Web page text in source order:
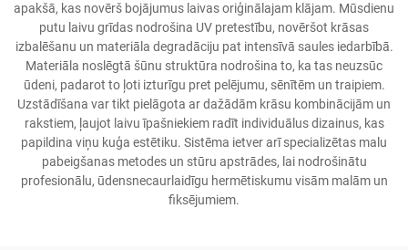
apakšā, kas novērš bojājumus laivas oriģinālajam klājam. Mūsdienu
putu laivu grīdas nodrošina UV pretestību, novēršot krāsas
izbalēšanu un materiāla degradāciju pat intensīvā saules iedarbībā.
Materiāla noslēgtā šūnu struktūra nodrošina to, ka tas neuzsūc
ūdeni, padarot to ļoti izturīgu pret pelējumu, sēnītēm un traipiem.
Uzstādīšana var tikt pielāgota ar dažādām krāsu kombinācijām un
rakstiem, ļaujot laivu īpašniekiem radīt individuālus dizainus, kas
papildina viņu kuģa estētiku. Sistēma ietver arī specializētas malu
pabeigšanas metodes un stūru apstrādes, lai nodrošinātu
profesionālu, ūdensnecaurlaidīgu hermētiskumu visām malām un
fiksējumiem.